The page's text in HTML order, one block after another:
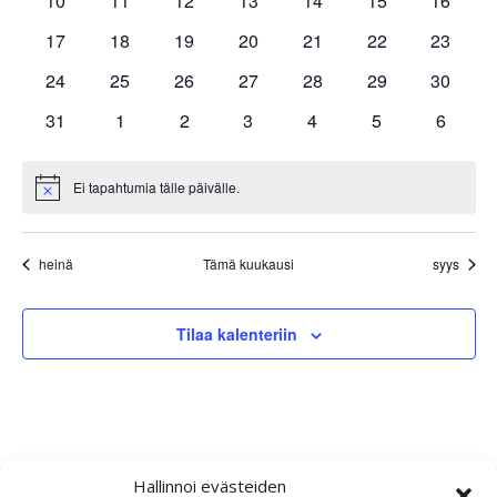
Hallinnoi evästeiden
0
17
0
18
0
19
0
20
0
21
0
22
0
23
0
24
0
25
0
26
0
27
0
28
0
29
0
30
0
31
0
1
0
2
0
3
0
4
0
5
0
6
Notice Ei tapahtumia tälle päivälle.
heinä Tämä kuukausi syys
Tilaa kalenteriin